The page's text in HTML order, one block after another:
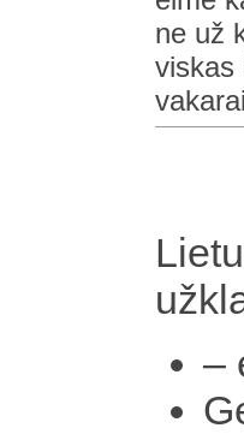
ne už
viskas
–